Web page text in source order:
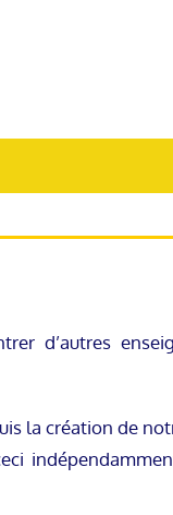
d’autres
la création de